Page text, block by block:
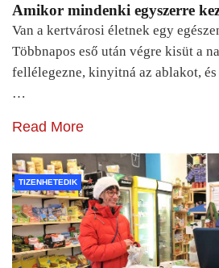
Amikor mindenki egyszerre
Van a kertvárosi életnek egy
Többnapos eső után végre kisüt a
fellélegezne, kinyitná az ablakot, és
…
Read More
TIZENHETEDIK